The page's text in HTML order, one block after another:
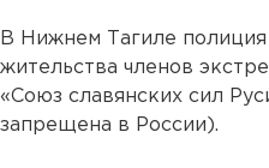
В Нижнем Тагиле
жительства членов
«Союз славянских сил
запрещена в России).